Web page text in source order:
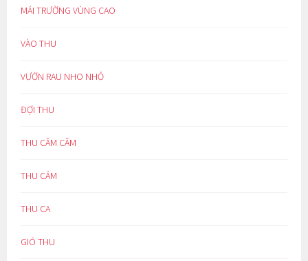
MÁI TRƯỜNG VÙNG CAO
VÀO THU
VƯỜN RAU NHO NHỎ
ĐỢI THU
THU CĂM CĂM
THU CẢM
THU CA
GIÓ THU